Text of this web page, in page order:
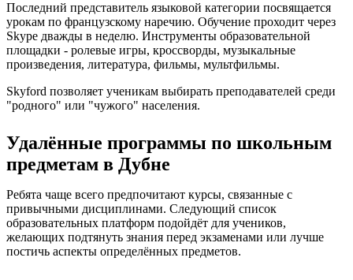
Последний представитель языковой категории посвящается
урокам по французскому наречию. Обучение проходит через
Skype дважды в неделю. Инструменты образовательной
площадки - ролевые игры, кроссворды, музыкальные
произведения, литература, фильмы, мультфильмы.
Skyford позволяет ученикам выбирать преподавателей среди
"родного" или "чужого" населения.
Удалённые программы по школьным
предметам в Дубне
Ребята чаще всего предпочитают курсы, связанные с
привычными дисциплинами. Следующий список
образовательных платформ подойдёт для учеников,
желающих подтянуть знания перед экзаменами или лучше
постичь аспекты определённых предметов.